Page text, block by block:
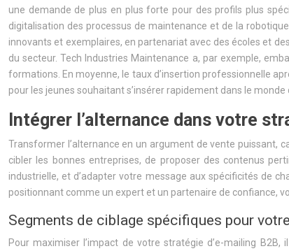
une demande de plus en plus forte pour des profils plus
digitalisation des processus de maintenance et de la
innovants et exemplaires, en partenariat avec des écoles et
du secteur. Tech Industries Maintenance a, par exemple,
formations. En moyenne, le taux d’insertion professionnelle
pour les jeunes souhaitant s’insérer rapidement dans le monde
Intégrer l’alternance dans votre
Transformer l’alternance en un argument de vente puissant,
cibler les bonnes entreprises, de proposer des contenus
industrielle, et d’adapter votre message aux spécificités de
positionnant comme un expert et un partenaire de confiance,
Segments de ciblage spécifiques pour
Pour maximiser l’impact de votre stratégie d’e-mailing